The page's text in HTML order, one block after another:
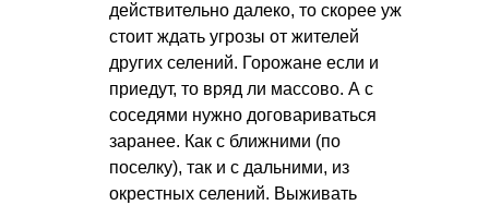
действительно далеко, то скорее уж
стоит ждать угрозы от жителей
других селений. Горожане если и
приедут, то вряд ли массово. А с
соседями нужно договариваться
заранее. Как с ближними (по
поселку), так и с дальними, из
окрестных селений. Выживать